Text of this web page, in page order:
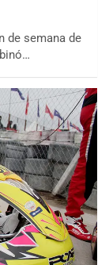
de semana de